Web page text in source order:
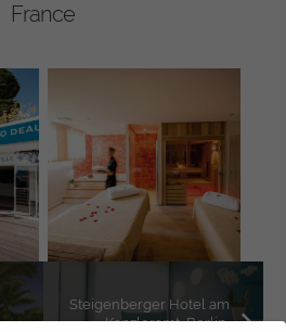
France
Steigenberger Hotel am
Kanzleramt, Berlin,